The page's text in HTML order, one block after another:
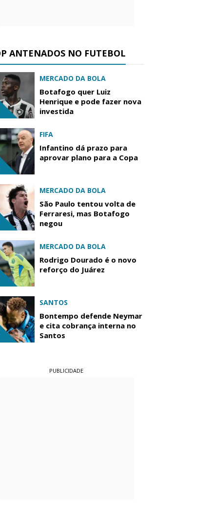
ANTENADOS NO FUTEBOL
MERCADO DA BOLA
Botafogo quer Luiz
Henrique e pode fazer nova
investida
FIFA
Infantino dá prazo para
aprovar plano para a Copa
MERCADO DA BOLA
São Paulo tentou volta de
Ferraresi, mas Botafogo
negou
MERCADO DA BOLA
Rodrigo Dourado é o novo
reforço do Juárez
SANTOS
Bontempo defende Neymar
e cita cobrança interna no
Santos
PUBLICIDADE